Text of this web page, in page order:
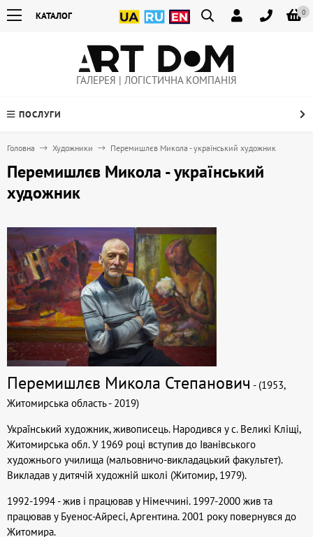
0
КАТАЛОГ
ГАЛЕРЕЯ | ЛОГІСТИЧНА КОМПАНІЯ
ПОСЛУГИ
Головна Художники Перемишлєв Микола - український художник
Перемишлєв Микола - український
художник
Перемишлєв Микола Степанович - (1953,
Житомирська область - 2019)
Український художник, живописець. Народився у с. Великі Кліщі,
Житомирська обл. У 1969 році вступив до Іванівського
художнього училища (мальовничо-викладацький факультет).
Викладав у дитячій художній школі (Житомир, 1979).
1992-1994 - жив і працював у Німеччині. 1997-2000 жив та
працював у Буенос-Айресі, Аргентина. 2001 року повернувся до
Житомира.